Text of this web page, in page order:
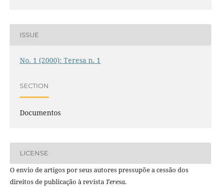
ISSUE
No. 1 (2000): Teresa n. 1
SECTION
Documentos
LICENSE
O envio de artigos por seus autores pressupõe a cessão dos
direitos de publicação à revista Teresa.